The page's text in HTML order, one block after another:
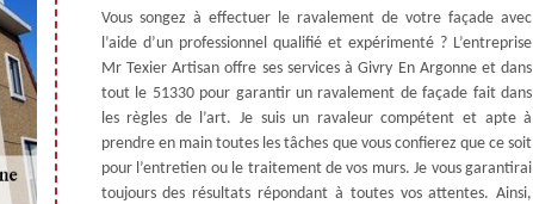
Vous songez à effectuer le ravalement de votre façade avec
l’aide d’un professionnel qualifié et expérimenté ? L’entreprise
Mr Texier Artisan offre ses services à Givry En Argonne et dans
tout le 51330 pour garantir un ravalement de façade fait dans
les règles de l’art. Je suis un ravaleur compétent et apte à
prendre en main toutes les tâches que vous confierez que ce soit
pour l’entretien ou le traitement de vos murs. Je vous garantirai
toujours des résultats répondant à toutes vos attentes. Ainsi,